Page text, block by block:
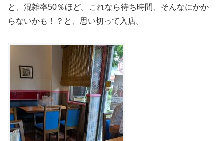
と、混雑率50％ほど。これなら待ち時間、そんなにかか
らないかも！？と、思い切って入店。